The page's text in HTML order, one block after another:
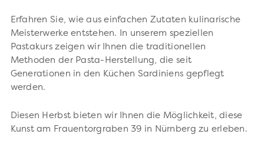
Erfahren Sie, wie aus einfachen Zutaten kulinarische
Meisterwerke entstehen. In unserem speziellen
Pastakurs zeigen wir Ihnen die traditionellen
Methoden der Pasta-Herstellung, die seit
Generationen in den Küchen Sardiniens gepflegt
werden.
Diesen Herbst bieten wir Ihnen die Möglichkeit, diese
Kunst am Frauentorgraben 39 in Nürnberg zu erleben.